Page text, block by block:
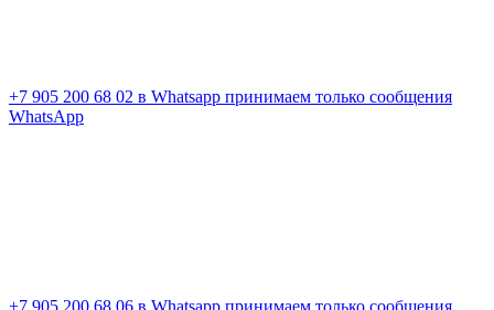
+7 905 200 68 02 в Whatsapp принимаем только сообщения
WhatsApp
+7 905 200 68 06 в Whatsapp принимаем только сообщения